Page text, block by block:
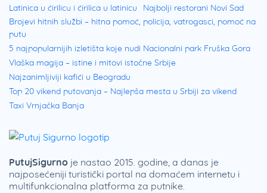
brojnim kampovi, u koje spada i najveći u
Italiji “Marina di Venezia”. Ovaj kamp čine
moderno uređeni bungalovi koji se nalaze u
prirodi okruženi zelenilom. U sklopu kampa
se organizuju razni događaji i obilasci
okruženja.Organizovani izleti i ekskurzije
Veneciji, idealna su prilika da se vidi i upozna
veći deo Italije, ako se odlučite za letovanje u
Punta Sabbioni.
Latinica u ćirilicu i ćirilica u latinicu
Najbolji restorani Novi Sad
Brojevi hitnih službi – hitna pomoć, policija, vatrogasci, pomoć na
putu
5 najpopularnijih izletišta koje nudi Nacionalni park Fruška Gora
Vlaška magija – istine i mitovi istočne Srbije
Najzanimljiviji kafići u Beogradu
Top 20 vikend putovanja – Najlepša mesta u Srbiji za vikend
Taxi Vrnjačka Banja
PutujSigurno je nastao 2015. godine, a danas je
najposećeniji turistički portal na domaćem internetu i
multifunkcionalna platforma za putnike.